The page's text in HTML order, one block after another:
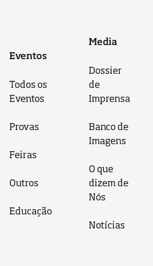
Eventos
Todos os
Eventos
Provas
Feiras
Outros
Educação
Media
Dossier
de
Imprensa
Banco de
Imagens
O que
dizem de
Nós
Notícias